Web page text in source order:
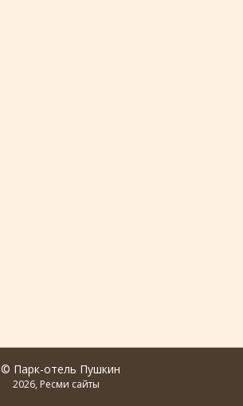
© Парк-отель Пушкин
2026, Ресми сайты